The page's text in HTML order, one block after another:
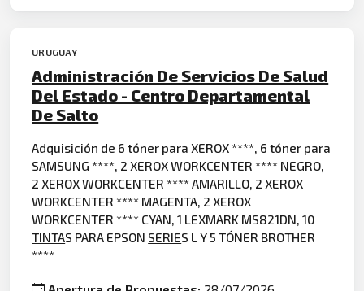
URUGUAY
Administración De Servicios De Salud
Del Estado - Centro Departamental
De Salto
Adquisición de 6 tóner para XEROX ****, 6 tóner para
SAMSUNG ****, 2 XEROX WORKCENTER **** NEGRO,
2 XEROX WORKCENTER **** AMARILLO, 2 XEROX
WORKCENTER **** MAGENTA, 2 XEROX
WORKCENTER **** CYAN, 1 LEXMARK MS821DN, 10
TINTAS PARA EPSON SERIES L Y 5 TÓNER BROTHER
****